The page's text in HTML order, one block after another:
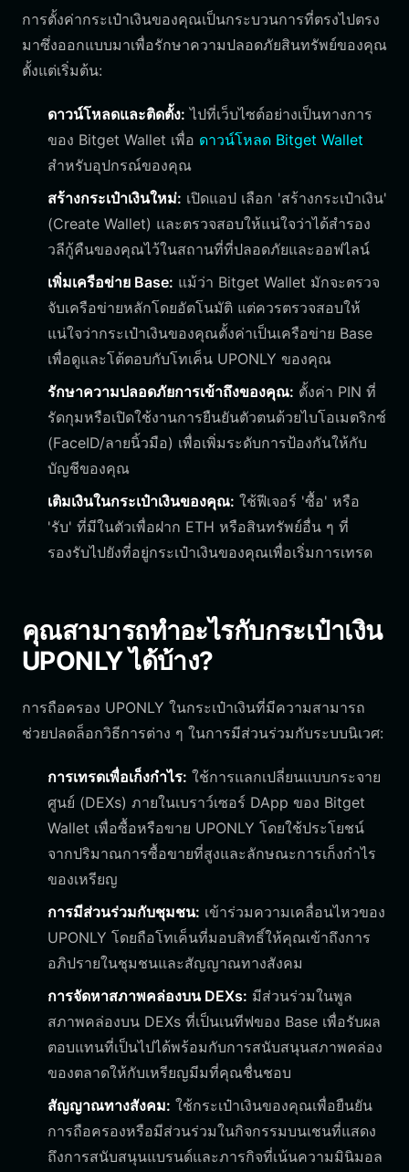
การตั้งค่ากระเป๋าเงินของคุณเป็นกระบวนการที่ตรงไปตรง
มาซึ่งออกแบบมาเพื่อรักษาความปลอดภัยสินทรัพย์ของคุณ
ตั้งแต่เริ่มต้น:
ดาวน์โหลดและติดตั้ง: ไปที่เว็บไซต์อย่างเป็นทางการ
ของ Bitget Wallet เพื่อ ดาวน์โหลด Bitget Wallet
สำหรับอุปกรณ์ของคุณ
สร้างกระเป๋าเงินใหม่: เปิดแอป เลือก 'สร้างกระเป๋าเงิน'
(Create Wallet) และตรวจสอบให้แน่ใจว่าได้สำรอง
วลีกู้คืนของคุณไว้ในสถานที่ที่ปลอดภัยและออฟไลน์
เพิ่มเครือข่าย Base: แม้ว่า Bitget Wallet มักจะตรวจ
จับเครือข่ายหลักโดยอัตโนมัติ แต่ควรตรวจสอบให้
แน่ใจว่ากระเป๋าเงินของคุณตั้งค่าเป็นเครือข่าย Base
เพื่อดูและโต้ตอบกับโทเค็น UPONLY ของคุณ
รักษาความปลอดภัยการเข้าถึงของคุณ: ตั้งค่า PIN ที่
รัดกุมหรือเปิดใช้งานการยืนยันตัวตนด้วยไบโอเมตริกซ์
(FaceID/ลายนิ้วมือ) เพื่อเพิ่มระดับการป้องกันให้กับ
บัญชีของคุณ
เติมเงินในกระเป๋าเงินของคุณ: ใช้ฟีเจอร์ 'ซื้อ' หรือ
'รับ' ที่มีในตัวเพื่อฝาก ETH หรือสินทรัพย์อื่น ๆ ที่
รองรับไปยังที่อยู่กระเป๋าเงินของคุณเพื่อเริ่มการเทรด
คุณสามารถทำอะไรกับกระเป๋าเงิน
UPONLY ได้บ้าง?
การถือครอง UPONLY ในกระเป๋าเงินที่มีความสามารถ
ช่วยปลดล็อกวิธีการต่าง ๆ ในการมีส่วนร่วมกับระบบนิเวศ:
การเทรดเพื่อเก็งกำไร: ใช้การแลกเปลี่ยนแบบกระจาย
ศูนย์ (DEXs) ภายในเบราว์เซอร์ DApp ของ Bitget
Wallet เพื่อซื้อหรือขาย UPONLY โดยใช้ประโยชน์
จากปริมาณการซื้อขายที่สูงและลักษณะการเก็งกำไร
ของเหรียญ
การมีส่วนร่วมกับชุมชน: เข้าร่วมความเคลื่อนไหวของ
UPONLY โดยถือโทเค็นที่มอบสิทธิ์ให้คุณเข้าถึงการ
อภิปรายในชุมชนและสัญญาณทางสังคม
การจัดหาสภาพคล่องบน DEXs: มีส่วนร่วมในพูล
สภาพคล่องบน DEXs ที่เป็นเนทีฟของ Base เพื่อรับผล
ตอบแทนที่เป็นไปได้พร้อมกับการสนับสนุนสภาพคล่อง
ของตลาดให้กับเหรียญมีมที่คุณชื่นชอบ
สัญญาณทางสังคม: ใช้กระเป๋าเงินของคุณเพื่อยืนยัน
การถือครองหรือมีส่วนร่วมในกิจกรรมบนเชนที่แสดง
ถึงการสนับสนุนแบรนด์และภารกิจที่เน้นความมินิมอล